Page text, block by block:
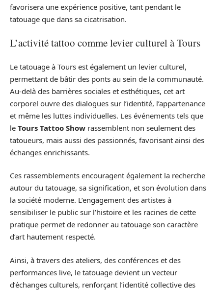
favorisera une expérience positive, tant pendant le
tatouage que dans sa cicatrisation.
L’activité tattoo comme levier culturel à Tours
Le tatouage à Tours est également un levier culturel,
permettant de bâtir des ponts au sein de la communauté.
Au-delà des barrières sociales et esthétiques, cet art
corporel ouvre des dialogues sur l’identité, l’appartenance
et même les luttes individuelles. Les événements tels que
le Tours Tattoo Show rassemblent non seulement des
tatoueurs, mais aussi des passionnés, favorisant ainsi des
échanges enrichissants.
Ces rassemblements encouragent également la recherche
autour du tatouage, sa signification, et son évolution dans
la société moderne. L’engagement des artistes à
sensibiliser le public sur l’histoire et les racines de cette
pratique permet de redonner au tatouage son caractère
d’art hautement respecté.
Ainsi, à travers des ateliers, des conférences et des
performances live, le tatouage devient un vecteur
d’échanges culturels, renforçant l’identité collective des